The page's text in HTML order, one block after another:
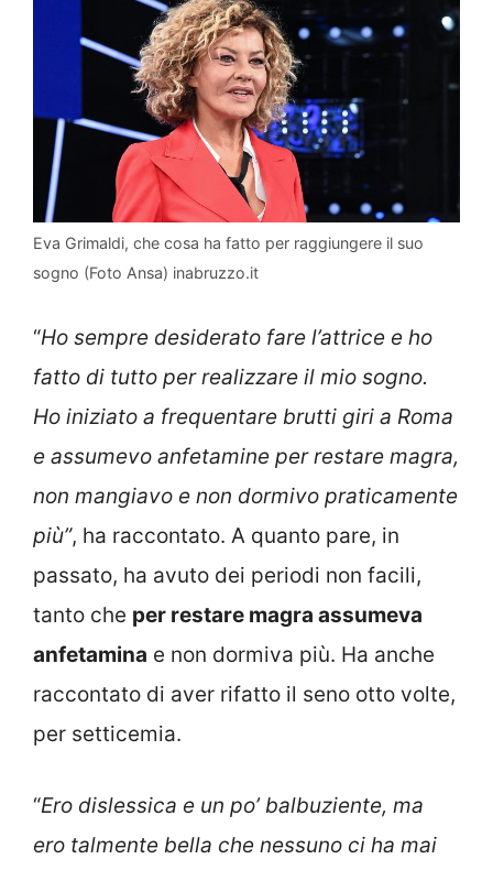
Eva Grimaldi, che cosa ha fatto per raggiungere il suo
sogno (Foto Ansa) inabruzzo.it
“Ho sempre desiderato fare l’attrice e ho
fatto di tutto per realizzare il mio sogno.
Ho iniziato a frequentare brutti giri a Roma
e assumevo anfetamine per restare magra,
non mangiavo e non dormivo praticamente
più”, ha raccontato. A quanto pare, in
passato, ha avuto dei periodi non facili,
tanto che per restare magra assumeva
anfetamina e non dormiva più. Ha anche
raccontato di aver rifatto il seno otto volte,
per setticemia.
“Ero dislessica e un po’ balbuziente, ma
ero talmente bella che nessuno ci ha mai